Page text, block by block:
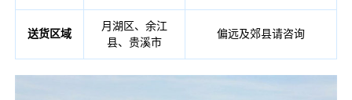
送货区域
月湖区、余江
县、贵溪市
偏远及郊县请咨询